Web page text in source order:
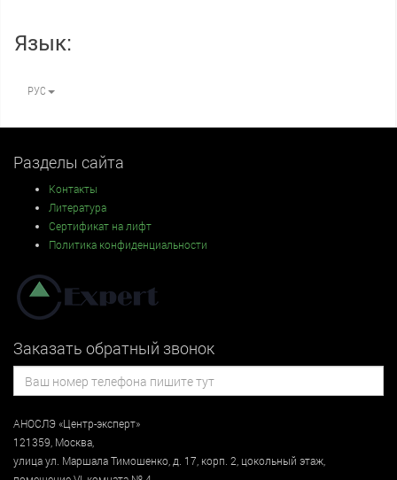
Язык:
РУС
Разделы сайта
Контакты
Литература
Сертификат на лифт
Политика конфиденциальности
Заказать обратный звонок
АНОСЛЭ «Центр-эксперт»
121359, Москва,
улицаул. Маршала Тимошенко, д. 17, корп. 2, цокольный этаж,